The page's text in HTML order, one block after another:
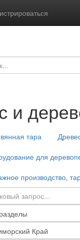
и
тара
для
производство,